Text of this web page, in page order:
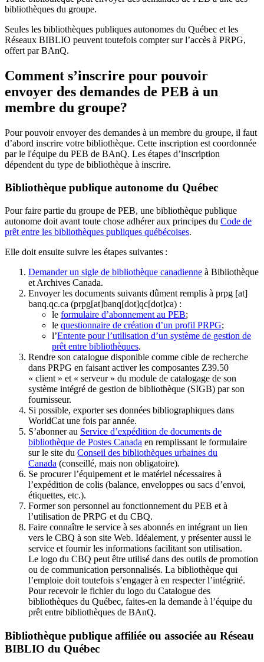
bibliothèques du groupe.
Seules les bibliothèques publiques autonomes du Québec et les
Réseaux BIBLIO peuvent toutefois compter sur l’accès à PRPG,
offert par BAnQ.
Comment s’inscrire pour pouvoir
envoyer des demandes de PEB à un
membre du groupe?
Pour pouvoir envoyer des demandes à un membre du groupe, il faut
d’abord inscrire votre bibliothèque. Cette inscription est coordonnée
par le l'équipe du PEB de BAnQ. Les étapes d’inscription
dépendent du type de bibliothèque à inscrire.
Bibliothèque publique autonome du Québec
Pour faire partie du groupe de PEB, une bibliothèque publique
autonome doit avant toute chose adhérer aux principes du Code de
prêt entre les bibliothèques publiques québécoises.
Elle doit ensuite suivre les étapes suivantes :
Demander un sigle de bibliothèque canadienne à Bibliothèque
et Archives Canada.
Envoyer les documents suivants dûment remplis à prpg [at]
banq.qc.ca (prpg[at]banq[dot]qc[dot]ca) :
le formulaire d’abonnement au PEB;
le questionnaire de création d’un profil PRPG;
l’Entente pour l’utilisation d’un système de gestion de
prêt entre bibliothèques.
Rendre son catalogue disponible comme cible de recherche
dans PRPG en faisant activer les composantes Z39.50
« client » et « serveur » du module de catalogage de son
système intégré de gestion de bibliothèque (SIGB) par son
fournisseur.
Si possible, exporter ses données bibliographiques dans
WorldCat une fois par année.
S’abonner au Service d’expédition de documents de
bibliothèque de Postes Canada en remplissant le formulaire
sur le site du Conseil des bibliothèques urbaines du
Canada (conseillé, mais non obligatoire).
Se procurer l’équipement et le matériel nécessaires à
l’expédition de colis (balance, enveloppes ou sacs d’envoi,
étiquettes, etc.).
Former son personnel au fonctionnement du PEB et à
l’utilisation de PRPG et du CBQ.
Faire connaître le service à ses abonnés en intégrant un lien
vers le CBQ à son site Web. Idéalement, y présenter aussi le
service et fournir les informations facilitant son utilisation.
Le logo du CBQ peut être utilisé dans des outils de promotion
ou de communication personnalisés. La bibliothèque qui
l’emploie doit toutefois s’engager à en respecter l’intégrité.
Pour recevoir le fichier du logo du Catalogue des
bibliothèques du Québec, faites-en la demande à l’équipe du
prêt entre bibliothèques de BAnQ.
Bibliothèque publique affiliée ou associée au Réseau
BIBLIO du Québec